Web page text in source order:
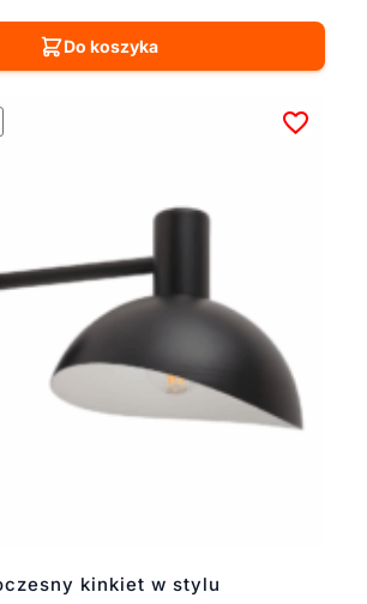
Do koszyka
kinkiet w stylu